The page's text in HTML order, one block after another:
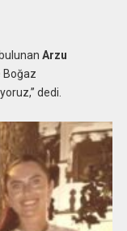
Arzu
Boğaz
dedi.